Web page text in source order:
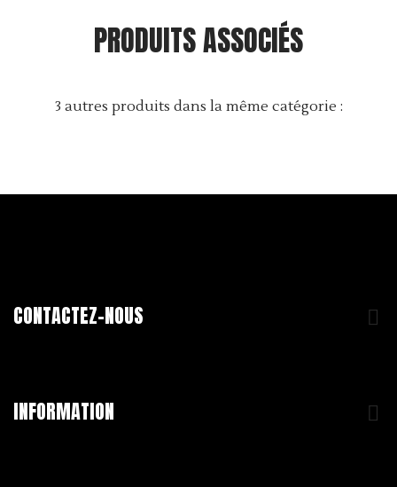
PRODUITS ASSOCIÉS
3 autres produits dans la même catégorie :
CONTACTEZ-NOUS 
INFORMATION 